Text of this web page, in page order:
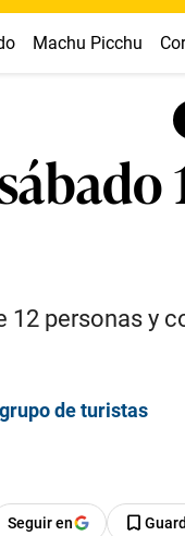
Machu Picchu
12 personas y
de turistas
Seguir en